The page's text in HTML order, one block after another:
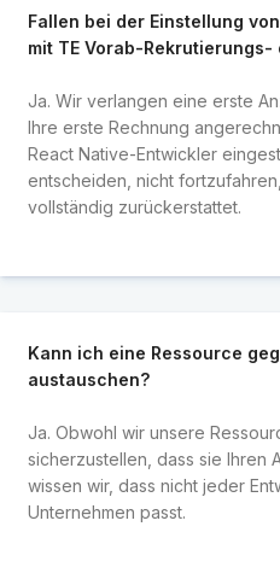
Fallen bei der Einstellung
mit TE Vorab-
Ja. Wir verlangen eine erste
Ihre erste Rechnung
React Native-Entwickler
entscheiden, nicht
vollständig zurückerstattet.
Kann ich eine Ressource
austauschen?
Ja. Obwohl wir unsere
sicherzustellen, dass sie Ihren
wissen wir, dass nicht jeder
Unternehmen passt.